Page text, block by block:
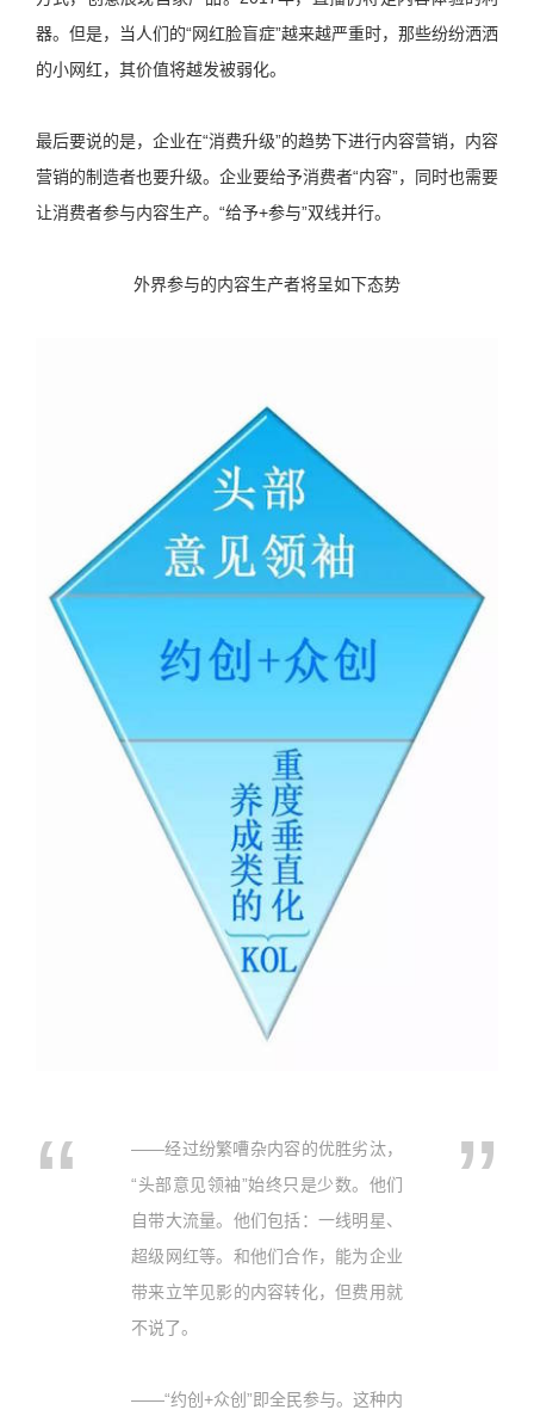
器。但是，当人们的“网红脸盲症”越来越严重时，那些纷纷洒洒
的小网红，其价值将越发被弱化。
最后要说的是，企业在“消费升级”的趋势下进行内容营销，内容
营销的制造者也要升级。企业要给予消费者“内容”，同时也需要
让消费者参与内容生产。“给予+参与”双线并行。
外界参与的内容生产者将呈如下态势
——经过纷繁嘈杂内容的优胜劣汰，
“头部意见领袖”始终只是少数。他们
自带大流量。他们包括：一线明星、
超级网红等。和他们合作，能为企业
带来立竿见影的内容转化，但费用就
不说了。
——“约创+众创”即全民参与。这种内